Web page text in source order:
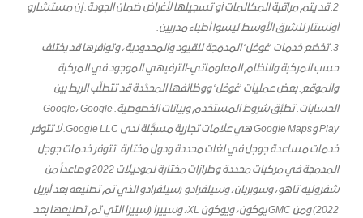
2. قد يتم مراقبة المكالمات أو تسجيلها لأغراض ضمان الجودة. إن مستشارو
أونستار للشرق الأوسط ليسوا أطباء مدربين.
3. تخضع خدمات ’غوغل‘ المدمَجة للقيود والمحدودية، وتوافرها قد يختلف
حسب المركبة والنظام المعلوماتي-الترفيهي الموجود في المركبة
والموقع. بعض عمليات ’غوغل‘ ووظائفها المحدَّدة قد تتطلّب الربط بين
الحسابات. تطبَّق شروط المستخدِم وبيانات الخصوصية. Google، Google
Play وGoogle Maps هي علامات تجارية مسجَّلة لدى Google LLC. لا تتوفر
خدمات مساعدة جوجل في لغات محددة ودول مختارة. تتوفر خدمات جوجل
المدمجة في مركبات محددة وطرازات مختارة لموديلات 2022 وصاعداً من
شفروليه تاهو، وسوبربان، وسيلفرادو (سيلفرادو الذي تم تصنيعه بعد أبريل
2022) ومن GMC يوكون، ويوكون XL، وسييرا (سييرا التي تم تصنيعها بعد